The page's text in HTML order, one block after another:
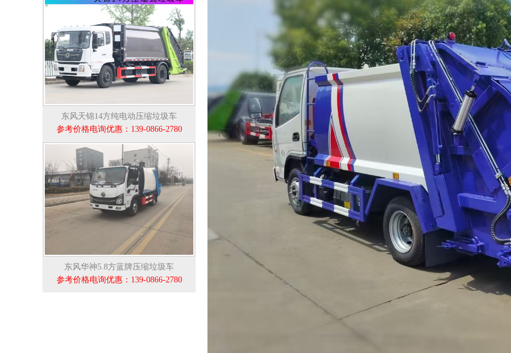
东风天锦14方纯电动压缩垃圾车
参考价格电询优惠：139-0866-2780
东风华神5.8方蓝牌压缩垃圾车
参考价格电询优惠：139-0866-2780